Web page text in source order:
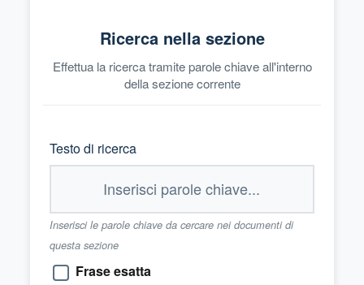
Ricerca nella sezione
Effettua la ricerca tramite parole chiave all'interno
della sezione corrente
Testo di ricerca
Inserisci le parole chiave da cercare nei documenti di
questa sezione
Frase esatta